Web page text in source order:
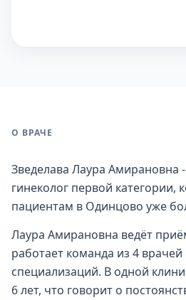
О ВРАЧЕ
Зведелава Лаура Амирановна
гинеколог первой категории,
пациентам в Одинцово уже
Лаура Амирановна ведёт
работает команда из 4
специализаций. В одной
6 лет, что говорит о